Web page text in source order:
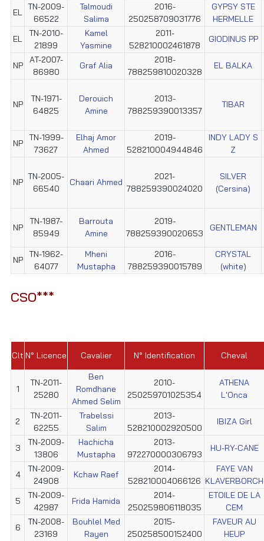
EL
TN-2009-
66522
Talmoudi
Salima
2016-
250258709031776
GYPSY STE
HERMELLE
EL
TN-2010-
21899
Kamel
Yasmine
2011-
528210002461878
GIODINUS PP
NP
AT-2007-
86980
Graf Alia
2018-
788259810020328
EL BALKA
NP
TN-1971-
64825
Derouich
Amine
2013-
788259390013357
TIBAR
NP
TN-1999-
73627
Elhaj Amor
Ahmed
2019-
528210004944846
INDY LADY S
Z
NP
TN-2005-
66540
Chaari Ahmed
2021-
788259390024020
SILVER
(Cersina)
NP
TN-1987-
85949
Barrouta
Amine
2019-
788259390020653
GENTLEMAN
NP
TN-1962-
64077
Mheni
Mustapha
2016-
788259390015789
CRYSTAL
(white)
CSO***
Clt N° Licence Cavalier N° Identification Cheval
1
TN-2011-
25280
Ben
Romdhane
Ahmed Selim
2010-
250259701025354
ATHENA
L'Onca
2
TN-2011-
62255
Trabelssi
Salim
2013-
528210002920500
IBIZA Girl
3
TN-2009-
13806
Hachicha
Mustapha
2013-
972270000306793
HU-RY-CANE
4
TN-2009-
24908
Kchaw Raef
2014-
528210004066126
FAYE VAN
KLAVERBORCH
5
TN-2009-
42987
Frida Hamida
2014-
250259806118035
ETOILE DE LA
CEM
6
TN-2008-
23169
Bouhlel Med
Rayen
2015-
250258500152400
FAVEUR AU
HEUP